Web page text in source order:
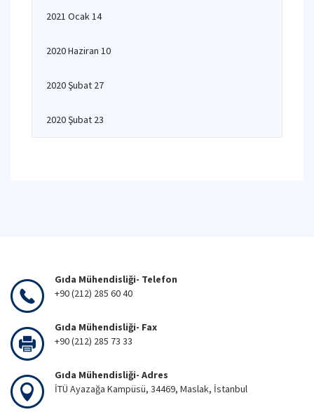
2021 Ocak 14
2020 Haziran 10
2020 Şubat 27
2020 Şubat 23
Gıda Mühendisliği- Telefon
+90 (212) 285 60 40
Gıda Mühendisliği- Fax
+90 (212) 285 73 33
Gıda Mühendisliği- Adres
İTÜ Ayazağa Kampüsü, 34469, Maslak, İstanbul